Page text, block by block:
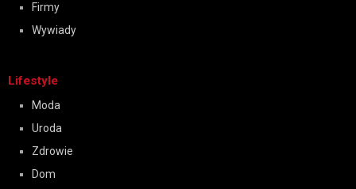
Firmy
Wywiady
Lifestyle
Moda
Uroda
Zdrowie
Dom